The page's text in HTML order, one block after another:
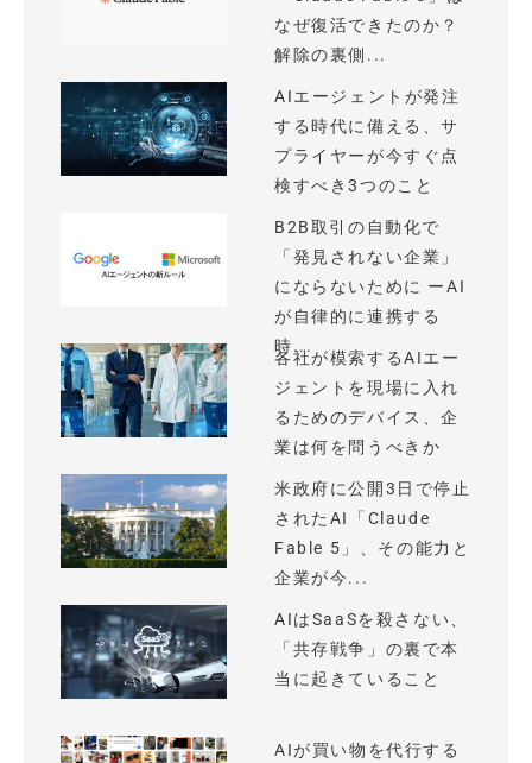
なぜ復活できたのか？
解除の裏側...
AIエージェントが発注
する時代に備える、サ
プライヤーが今すぐ点
検すべき3つのこと
B2B取引の自動化で
「発見されない企業」
にならないために ーAI
が自律的に連携する
時...
各社が模索するAIエー
ジェントを現場に入れ
るためのデバイス、企
業は何を問うべきか
米政府に公開3日で停止
されたAI「Claude
Fable 5」、その能力と
企業が今...
AIはSaaSを殺さない、
「共存戦争」の裏で本
当に起きていること
AIが買い物を代行する